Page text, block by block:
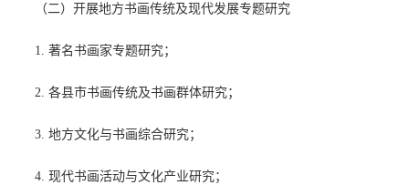
（二）开展地方书画传统及现代发展专题研究
1. 著名书画家专题研究；
2. 各县市书画传统及书画群体研究；
3. 地方文化与书画综合研究；
4. 现代书画活动与文化产业研究；